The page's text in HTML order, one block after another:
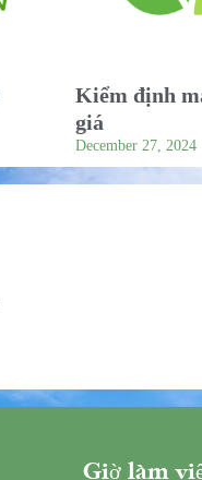
Kiểm định
giá
December 27, 2024
Giờ làm